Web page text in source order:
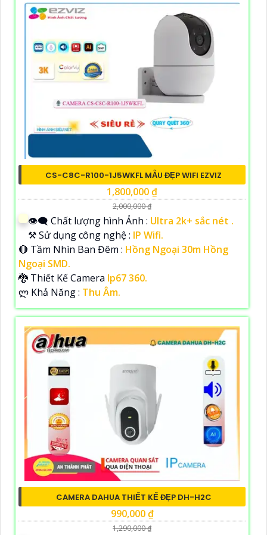
CS-C8C-R100-1J5WKFL MẪU ĐẸP WIFI EZVIZ
1,800,000 ₫
2,000,000 ₫
👁️‍🗨 Chất lượng hình Ảnh : Ultra 2k+ sắc nét .
⚒ Sử dụng công nghệ : IP Wifi.
🔴 Tầm Nhìn Ban Đêm : Hồng Ngoại 30m Hồng
Ngoại SMD.
🐉️ Thiết Kế Camera Ip67 360.
️ლ Khả Năng : Thu Âm.
CAMERA DAHUA THIẾT KẾ ĐẸP DH-H2C
990,000 ₫
1,290,000 ₫